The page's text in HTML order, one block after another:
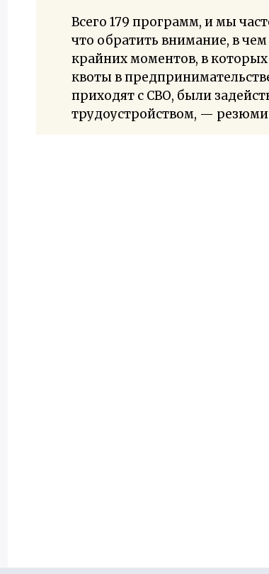
Всего 179 программ, и мы
что обратить внимание, в
крайних моментов, в
квоты в
приходят с СВО, были
трудоустройством, —